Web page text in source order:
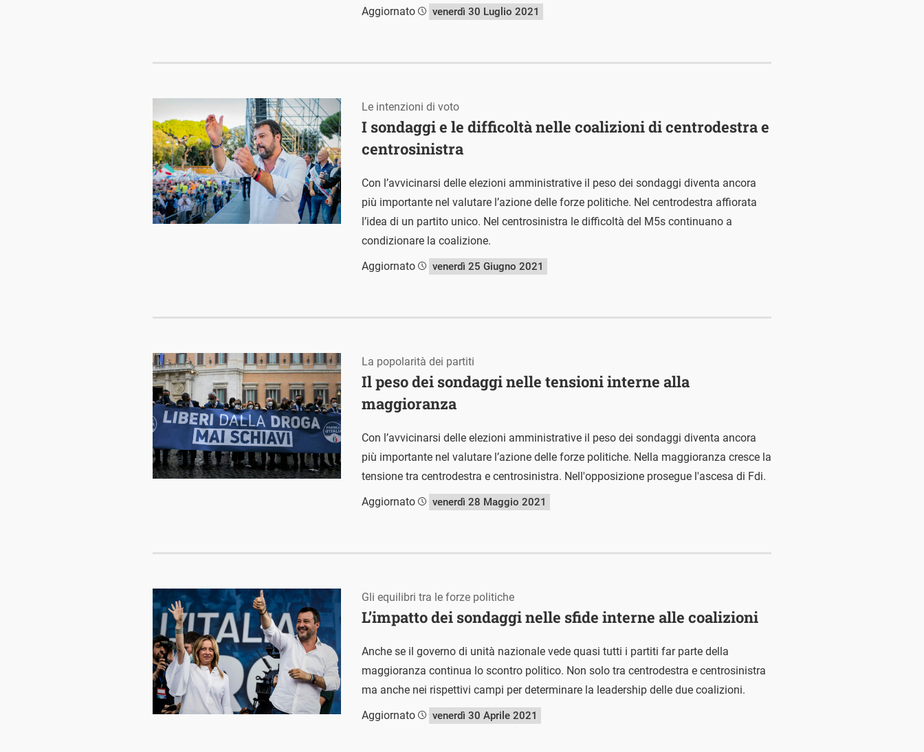
Aggiornato
venerdì 30 Luglio 2021
I sondaggi e le difficoltà nelle coalizioni di centrodestra e
centrosinistra
Le intenzioni di voto
Con l’avvicinarsi delle elezioni amministrative il peso dei sondaggi diventa ancora
più importante nel valutare l’azione delle forze politiche. Nel centrodestra affiorata
l’idea di un partito unico. Nel centrosinistra le difficoltà del M5s continuano a
condizionare la coalizione.
Aggiornato
venerdì 25 Giugno 2021
Il peso dei sondaggi nelle tensioni interne alla
maggioranza
La popolarità dei partiti
Con l’avvicinarsi delle elezioni amministrative il peso dei sondaggi diventa ancora
più importante nel valutare l’azione delle forze politiche. Nella maggioranza cresce la
tensione tra centrodestra e centrosinistra. Nell'opposizione prosegue l'ascesa di Fdi.
Aggiornato
venerdì 28 Maggio 2021
L’impatto dei sondaggi nelle sfide interne alle coalizioni
Gli equilibri tra le forze politiche
Anche se il governo di unità nazionale vede quasi tutti i partiti far parte della
maggioranza continua lo scontro politico. Non solo tra centrodestra e centrosinistra
ma anche nei rispettivi campi per determinare la leadership delle due coalizioni.
Aggiornato
venerdì 30 Aprile 2021